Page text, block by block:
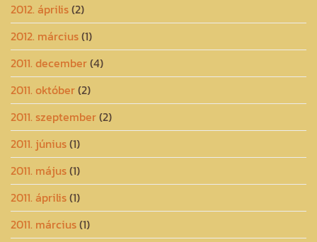
2012. április(2)
2012. március(1)
2011. december(4)
2011. október(2)
2011. szeptember(2)
2011. június(1)
2011. május(1)
2011. április(1)
2011. március(1)